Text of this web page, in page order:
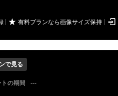
★ 有料プランなら画像サイズ保持 
で見る
トの期間
---